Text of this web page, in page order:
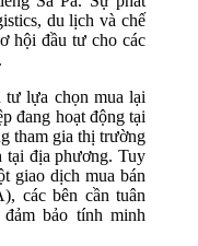
du lịch và chế
hội đầu tư cho các
tư lựa chọn mua lại
đang hoạt động tại
tham gia thị trường
tại địa phương. Tuy
giao dịch mua bán
các bên cần tuân
bảo tính minh